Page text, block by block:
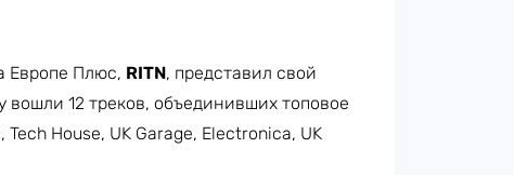
Европе Плюс, RITN, представил свой
вошли 12 треков, объединивших топовое
House, UK Garage, Electronica, UK